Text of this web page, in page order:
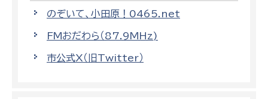
のぞいて、小田原！0465.net
FMおだわら（87.9MHz)
市公式X（旧Twitter）